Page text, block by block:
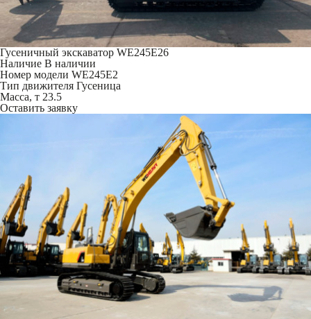
Гусеничный экскаватор WE245E26
Наличие В наличии
Номер модели WE245E2
Тип движителя Гусеница
Масса, т 23.5
Оставить заявку